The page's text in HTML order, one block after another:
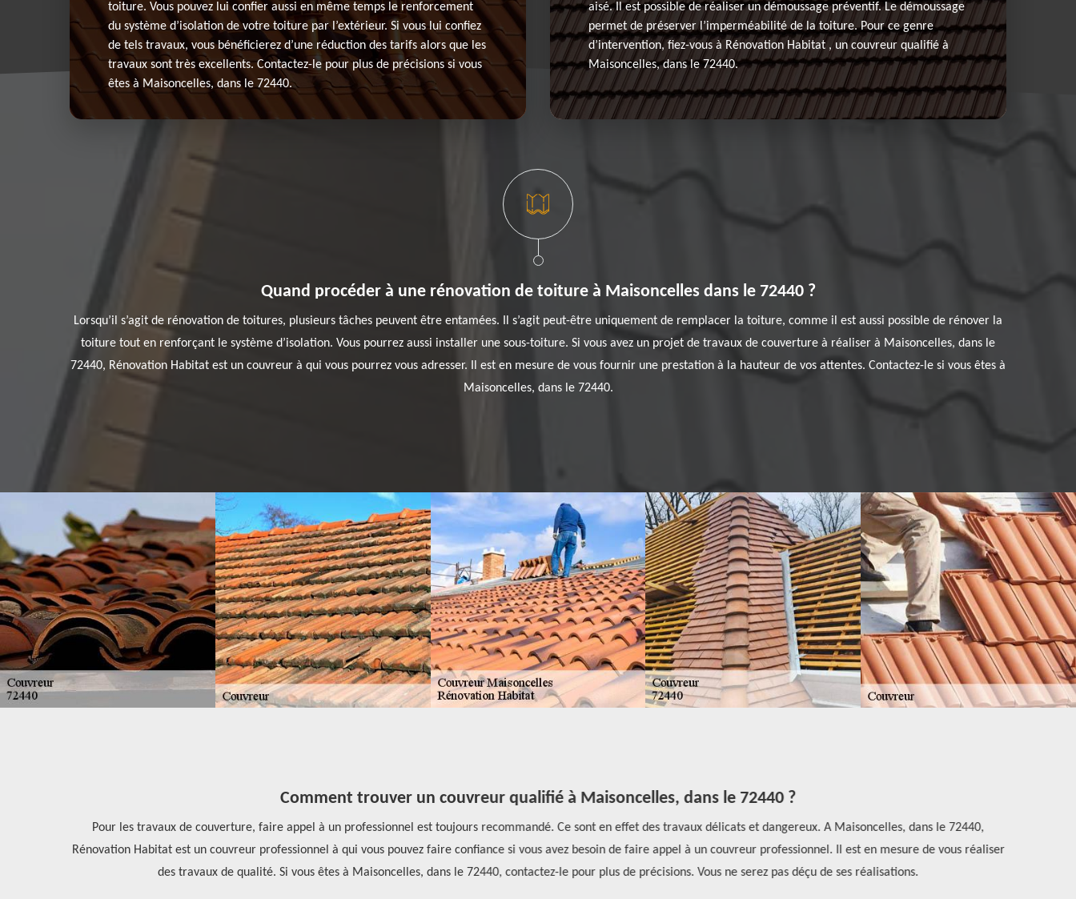
toiture. Vous pouvez lui confier aussi en même temps le renforcement
du système d’isolation de votre toiture par l’extérieur. Si vous lui confiez
de tels travaux, vous bénéficierez d’une réduction des tarifs alors que les
travaux sont très excellents. Contactez-le pour plus de précisions si vous
êtes à Maisoncelles, dans le 72440.
aisé. Il est possible de réaliser un démoussage préventif. Le démoussage
permet de préserver l’imperméabilité de la toiture. Pour ce genre
d’intervention, fiez-vous à Rénovation Habitat , un couvreur qualifié à
Maisoncelles, dans le 72440.
Quand procéder à une rénovation de toiture à Maisoncelles dans le 72440 ?
Lorsqu’il s’agit de rénovation de toitures, plusieurs tâches peuvent être entamées. Il s’agit peut-être uniquement de remplacer la toiture, comme il est aussi possible de rénover la
toiture tout en renforçant le système d’isolation. Vous pourrez aussi installer une sous-toiture. Si vous avez un projet de travaux de couverture à réaliser à Maisoncelles, dans le
72440, Rénovation Habitat est un couvreur à qui vous pourrez vous adresser. Il est en mesure de vous fournir une prestation à la hauteur de vos attentes. Contactez-le si vous êtes à
Maisoncelles, dans le 72440.
Comment trouver un couvreur qualifié à Maisoncelles, dans le 72440 ?
Pour les travaux de couverture, faire appel à un professionnel est toujours recommandé. Ce sont en effet des travaux délicats et dangereux. A Maisoncelles, dans le 72440,
Rénovation Habitat est un couvreur professionnel à qui vous pouvez faire confiance si vous avez besoin de faire appel à un couvreur professionnel. Il est en mesure de vous réaliser
des travaux de qualité. Si vous êtes à Maisoncelles, dans le 72440, contactez-le pour plus de précisions. Vous ne serez pas déçu de ses réalisations.